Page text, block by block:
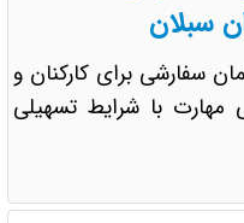
سبلان
سفارشی برای کارکنان و
با شرایط تسهیلی